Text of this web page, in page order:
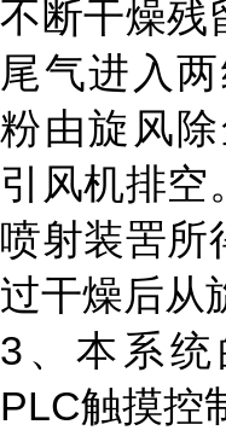
不断干燥残
尾气进入
粉由旋风
引风机排空
喷射装罟所
过干燥后从
3 、本系
PLC触摸控